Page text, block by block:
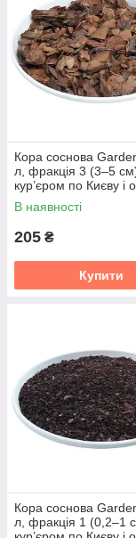
Кора соснова
л, фракція 3 (3–5
кур’єром по Києву і
В наявності
205 ₴
Купити
Кора соснова
л, фракція 1 (0,2–1